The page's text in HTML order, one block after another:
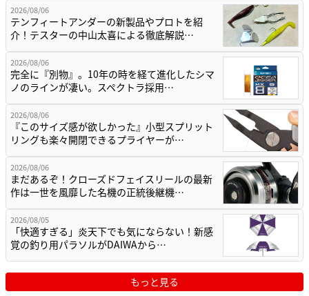
2026/08/06
テンフィートアンダーの新製品やプロトを紹
介！テスターの中山太喜による徹底解説…
2026/08/06
完全に『別物』。10年の時を経て進化したシマ
ノのラインが凄い。スペクトラ採用…
2026/08/06
『このサイズ感が欲しかった』小型スプリット
リングも楽々開閉できるプライヤーが…
2026/08/06
まだあるぞ！クローズドフェイスリールの最新
作は一世を風靡した名機の正統後継機…
2026/08/05
「快適すぎる」炎天下でも気にならない！新感
覚の釣り用パラソルがDAIWAから…
もっと見る